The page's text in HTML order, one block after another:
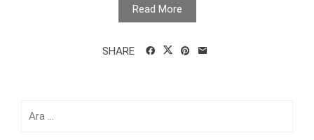
Read More
SHARE